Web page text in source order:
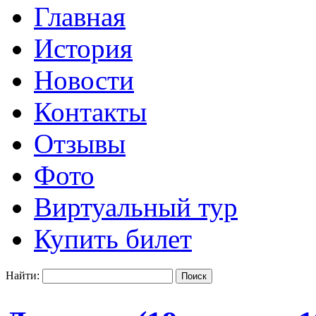
Главная
История
Новости
Контакты
Отзывы
Фото
Виртуальный тур
Купить билет
Найти: